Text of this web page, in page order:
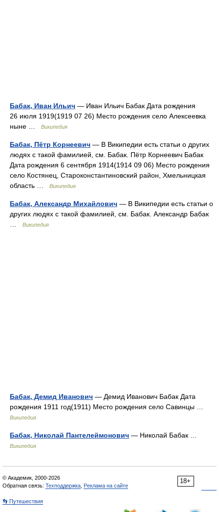
Бабак, Иван Ильич — Иван Ильич Бабак Дата рождения
26 июля 1919(1919 07 26) Место рождения село Алексеевка
ныне …
Википедия
Бабак, Пётр Корнеевич — В Википедии есть статьи о других
людях с такой фамилией, см. Бабак. Пётр Корнеевич Бабак
Дата рождения 6 сентября 1914(1914 09 06) Место рождения
село Костянец, Староконстантиновский район, Хмельницкая
область …
Википедия
Бабак, Александр Михайлович — В Википедии есть статьи о
других людях с такой фамилией, см. Бабак. Александр Бабак
Википедия
Бабак, Демид Иванович — Демид Иванович Бабак Дата
рождения 1911 год(1911) Место рождения село Савинцы …
Википедия
Бабак, Николай Пантелеймонович — Николай Бабак …
Википедия
18+
© Академик, 2000-2026
Обратная связь: Техподдержка Реклама на сайте
👣 Путешествия